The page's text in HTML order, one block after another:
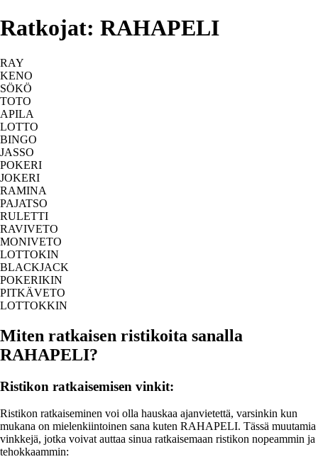
Ratkojat: RAHAPELI
RAY
KENO
SÖKÖ
TOTO
APILA
LOTTO
BINGO
JASSO
POKERI
JOKERI
RAMINA
PAJATSO
RULETTI
RAVIVETO
MONIVETO
LOTTOKIN
BLACKJACK
POKERIKIN
PITKÄVETO
LOTTOKKIN
Miten ratkaisen ristikoita sanalla
RAHAPELI?
Ristikon ratkaisemisen vinkit:
Ristikon ratkaiseminen voi olla hauskaa ajanvietettä, varsinkin kun
mukana on mielenkiintoinen sana kuten RAHAPELI. Tässä muutamia
vinkkejä, jotka voivat auttaa sinua ratkaisemaan ristikon nopeammin ja
tehokkaammin: